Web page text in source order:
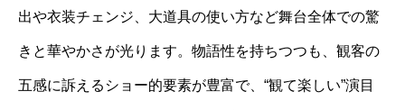
出や衣装チェンジ、大道具の使い方など舞台全体での驚
きと華やかさが光ります。物語性を持ちつつも、観客の
五感に訴えるショー的要素が豊富で、“観て楽しい”演目